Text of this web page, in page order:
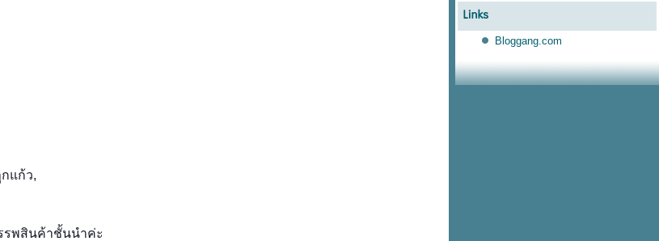
แก้ว,
รพสินค้าชั้นนำค่ะ
Bloggang.com